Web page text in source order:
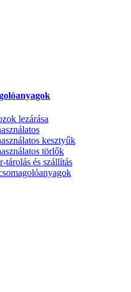
lezárása
kesztyűk
törlők
tárolás és szállítás